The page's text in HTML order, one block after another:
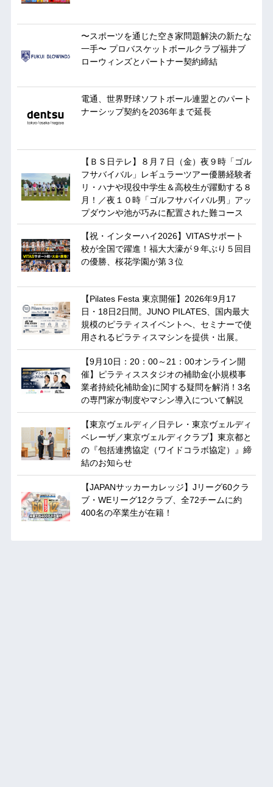
〜スポーツを通じた空き家問題解決の新たな
一手〜 プロバスケットボールクラブ福井ブ
ローウィンズとパートナー契約締結
電通、世界野球ソフトボール連盟とのパート
ナーシップ契約を2036年まで延長
【ＢＳ日テレ】８月７日（金）夜９時「ゴル
フサバイバル」レギュラーツアー優勝経験者
リ・ハナや現役中学生＆高校生が躍動する８
月！／夜１０時「ゴルフサバイバル男」アッ
プダウンや池が巧みに配置された難コース
【祝・インターハイ2026】VITASサポート
校が全国で躍進！福大大濠が９年ぶり５回目
の優勝、桜花学園が第３位
【Pilates Festa 東京開催】2026年9月17
日・18日2日間。JUNO PILATES、国内最大
規模のピラティスイベントへ、セミナーで使
用されるピラティスマシンを提供・出展。
【9月10日：20：00～21：00オンライン開
催】ピラティススタジオの補助金(小規模事
業者持続化補助金)に関する疑問を解消！3名
の専門家が制度やマシン導入について解説
【東京ヴェルディ／日テレ・東京ヴェルディ
ベレーザ／東京ヴェルディクラブ】東京都と
の『包括連携協定（ワイドコラボ協定）』締
結のお知らせ
【JAPANサッカーカレッジ】Jリーグ60クラ
ブ・WEリーグ12クラブ、全72チームに約
400名の卒業生が在籍！